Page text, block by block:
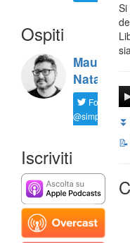
Ospiti
Maurizio
Natali
Follow
@simplemal
Iscriviti